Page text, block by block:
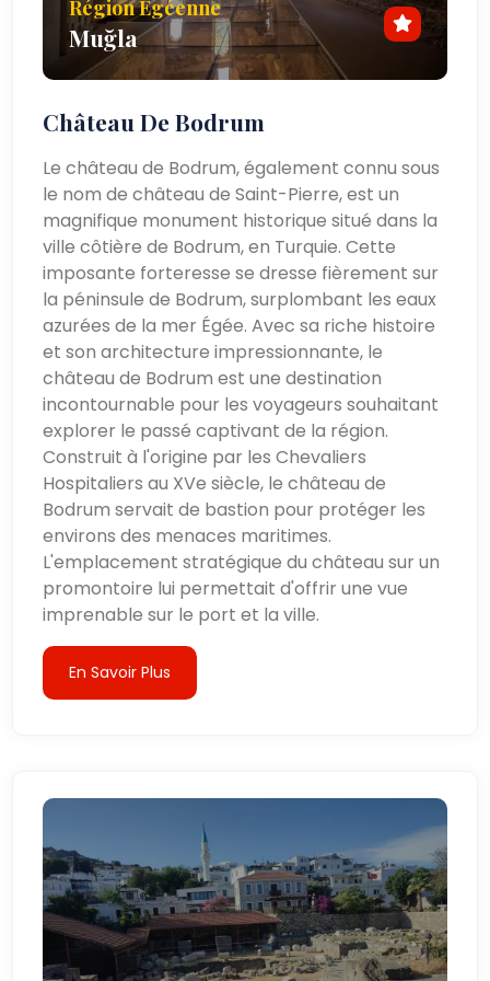
Bodrum est une destination captivante qui offre un
mélange unique d'histoire, de culture et de beauté
d'Halicarnasse, naviguiez sur les eaux turquoise de la
plage, Bodrum a quelque chose pour tout le monde.
Sa vie nocturne animée, ses restaurants de classe
mondiale et son large éventail d'activités de plein air
en font une destination polyvalente pour tous les
types de voyageurs, des passionnés d'histoire aux
amateurs de soleil.
Avec son accessibilité pratique, ses attractions
diverses et ses superbes Paysage côtier, Bodrum
reste l'une des destinations les plus appréciées de
Turquie, offrant une expérience inoubliable aux
visiteurs tout au long de l'année.
Région Égéenne
Muğla
Château De Bodrum
Le château de Bodrum, également connu sous
le nom de château de Saint-Pierre, est un
magnifique monument historique situé dans la
ville côtière de Bodrum, en Turquie. Cette
imposante forteresse se dresse fièrement sur
la péninsule de Bodrum, surplombant les eaux
azurées de la mer Égée. Avec sa riche histoire
et son architecture impressionnante, le
château de Bodrum est une destination
incontournable pour les voyageurs souhaitant
explorer le passé captivant de la région.
Construit à l'origine par les Chevaliers
Hospitaliers au XVe siècle, le château de
Bodrum servait de bastion pour protéger les
environs des menaces maritimes.
L'emplacement stratégique du château sur un
promontoire lui permettait d'offrir une vue
imprenable sur le port et la ville.
En Savoir Plus